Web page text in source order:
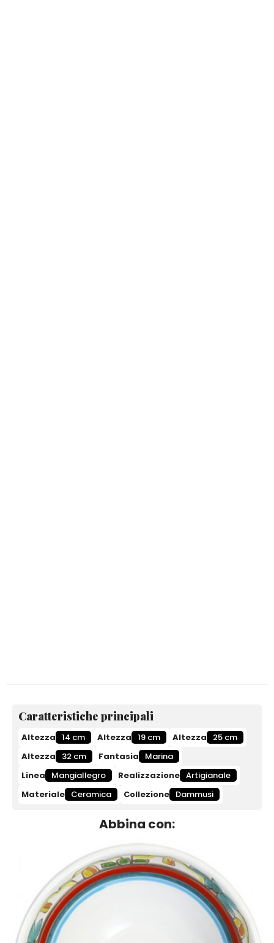
Caratteristiche principali
Altezza 14 cm Altezza 19 cm Altezza
25 cm
Altezza
32 cm Fantasia
Marina
Linea
Mangiallegro Realizzazione Artigianale
Materiale Ceramica Collezione Dammusi
Abbina con: